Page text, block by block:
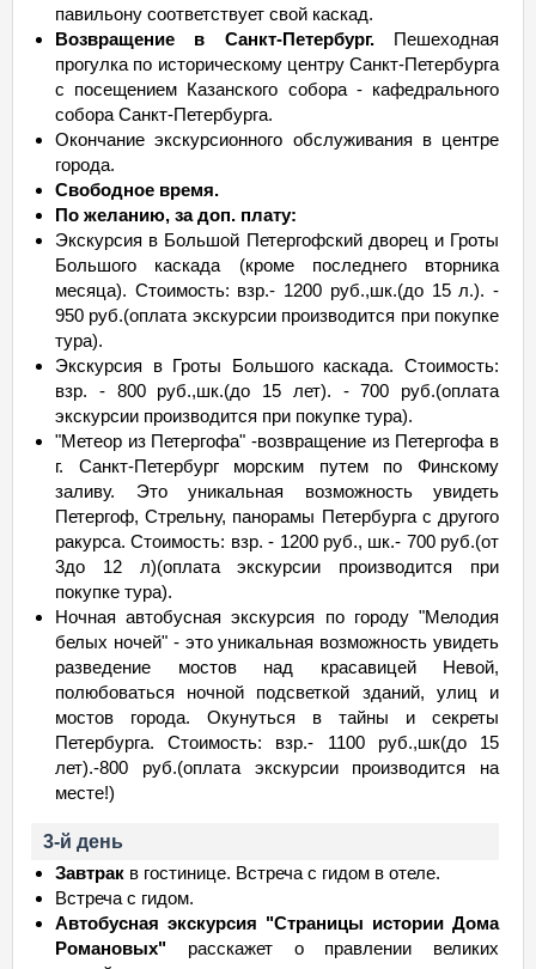
павильону соответствует свой каскад.
Возвращение в Санкт-Петербург.Пешеходная
прогулка по историческому центру Санкт-Петербурга
с посещением Казанского собора - кафедрального
собора Санкт-Петербурга.
Окончание экскурсионного обслуживания в центре
города.
Свободное время.
По желанию, за доп. плату:
Экскурсия в Большой Петергофский дворец и Гроты
Большого каскада (кроме последнего вторника
месяца). Стоимость: взр.- 1200 руб.,шк.(до 15 л.). -
950 руб.(оплата экскурсии производится при покупке
тура).
Экскурсия в Гроты Большого каскада. Стоимость:
взр. - 800 руб.,шк.(до 15 лет). - 700 руб.(оплата
экскурсии производится при покупке тура).
"Метеор из Петергофа" -возвращение из Петергофа в
г. Санкт-Петербург морским путем по Финскому
заливу. Это уникальная возможность увидеть
Петергоф, Стрельну, панорамы Петербурга с другого
ракурса. Стоимость: взр. - 1200 руб., шк.- 700 руб.(от
3до 12 л)(оплата экскурсии производится при
покупке тура).
Ночная автобусная экскурсия по городу "Мелодия
белых ночей" - это уникальная возможность увидеть
разведение мостов над красавицей Невой,
полюбоваться ночной подсветкой зданий, улиц и
мостов города. Окунуться в тайны и секреты
Петербурга. Стоимость: взр.- 1100 руб.,шк(до 15
лет).-800 руб.(оплата экскурсии производится на
месте!)
3-й день
Завтрак в гостинице. Встреча с гидом в отеле.
Встреча с гидом.
Автобусная экскурсия "Страницы истории Дома
Романовых" расскажет о правлении великих